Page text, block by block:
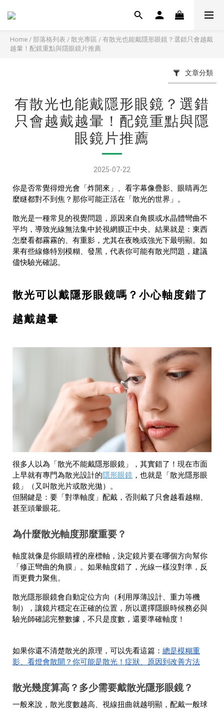
Home / 部落格列表 / 散光專區 / 有散光也能戴隱形眼鏡？選錯只會越戴
越暈！配鏡重點與隱眼鏡片推薦
文章分類
有散光也能戴隱形眼鏡？選錯
只會越戴越暈！配鏡重點與隱
眼鏡片推薦
2025-07-22
你是否常覺得燈光會「炸開來」、看字幕像疊影、眼睛再怎
麼瞇都對不到焦？那你可能正活在「散光的世界」。
散光是一種常見的視覺問題，原因來自角膜或水晶體彎曲不
平均，導致光線無法集中於視網膜正中央。結果就是：東西
怎麼看都霧霧的、有重影，尤其在夜晚或強光下最明顯。如
果有些線條特別模糊、發黑，代表你可能有散光問題，建議
儘快驗光確認。
散光可以戴隱形眼鏡嗎？小心軸度錯了
越戴越暈
很多人以為「散光不能戴隱形眼鏡」，其實錯了！現在市面
上早就有專門為散光設計的隱形眼鏡 ，也就是「散光隱形眼
鏡」（又叫散光片或散光拋）。
但關鍵是：要「對準軸度」配戴，否則戴了只會越看越糊、
甚至頭暈眼花。
為什麼散光軸度那麼重要？
軸度就像是你眼睛裡的座標軸，決定鏡片要在哪個方向幫你
「修正彎曲的角膜」。如果軸度錯了，光線一樣沒對準，反
而更費力聚焦。
散光隱形眼鏡會自動定位方向（利用厚薄設計、重力等機
制），讓鏡片穩定在正確的位置，所以選擇隱眼時候務必與
驗光師確認完整數據，不只是度數，還要準確軸度！
如果你還不清楚散光的原理，可以先看這篇： 總是模糊重
影、看燈會散開？你可能是散光！症狀、原因到改善方法
散光幾度算高？多少需要戴散光隱形眼鏡？
一般來說，散光度數越高、視線扭曲就越明顯，配戴一般球